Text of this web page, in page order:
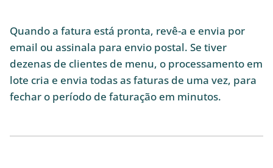
Quando a fatura está pronta, revê-a e envia por
email ou assinala para envio postal. Se tiver
dezenas de clientes de menu, o processamento em
lote cria e envia todas as faturas de uma vez, para
fechar o período de faturação em minutos.